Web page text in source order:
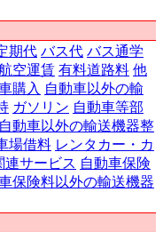
期代 バス代 バス通学
空運賃 有料道路料 他
購入 自動車以外の輸
ガソリン 自動車等部
自動車以外の輸送機器整
場借料 レンタカー・カ
連サービス 自動車保険
保険料以外の輸送機器